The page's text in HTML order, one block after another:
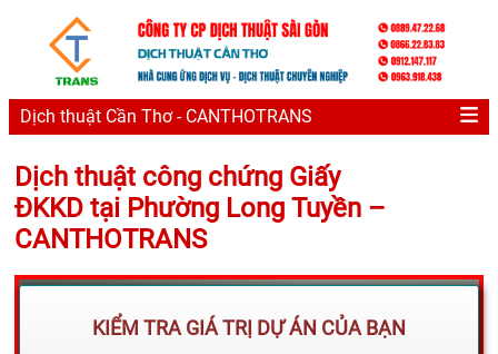
Dịch thuật Cần Thơ - CANTHOTRANS
Dịch thuật công chứng Giấy
ĐKKD tại Phường Long Tuyền –
CANTHOTRANS
KIỂM TRA GIÁ TRỊ DỰ ÁN CỦA BẠN